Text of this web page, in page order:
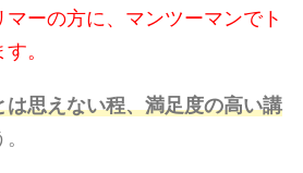
ーの方に、マンツーマンでト
。
は思えない程、満足度の高い講